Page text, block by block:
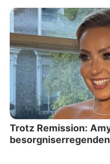
Trotz Remission: